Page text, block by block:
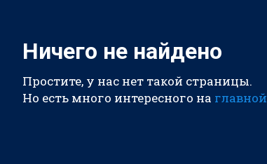
Ничего не найдено
Простите, у нас нет такой страницы.
Но есть много интересного на главной